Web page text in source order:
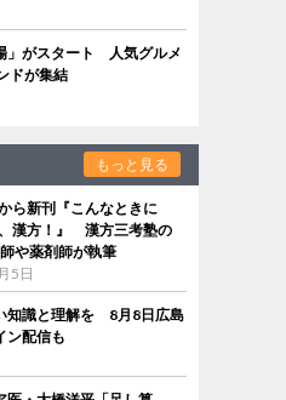
」がスタート 人気グルメ
ドが集結
もっと見る
ら新刊『こんなときに
漢方！』 漢方三考塾の
や薬剤師が執筆
5日
知識と理解を 8月8日広島
ン配信も